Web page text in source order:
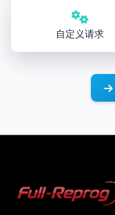
自定义请求